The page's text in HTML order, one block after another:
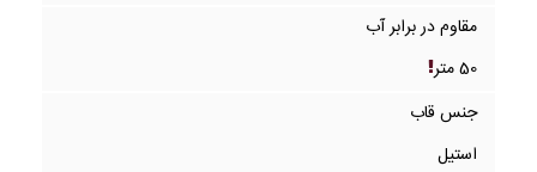
مقاوم در برابر آب
50 متر
جنس قاب
استیل